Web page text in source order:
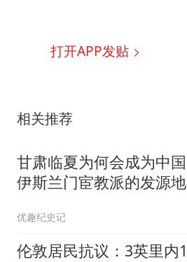
打开APP发贴
相关推荐
甘肃临夏为何会成为中国
伊斯兰门宦教派的发源地
优趣纪史记